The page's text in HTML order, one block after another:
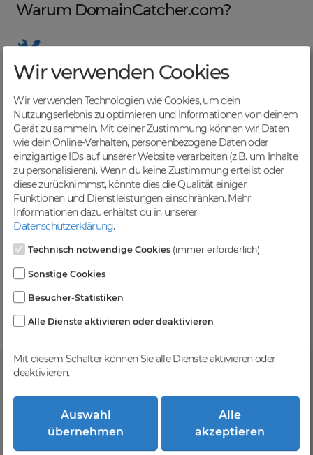
Warum DomainCatcher.com?
Nützliche Tools
Von Domainern für Domainer entwickelt, mit
übersichtlichen Listen für effizientes Management
Günstige Preise
Backorders bereits ab € 4,99. Je nach deinem Tier-
Level und zzgl. MwSt falls anwendbar
Kein Gebotsverfahren
Einfaches System - Deine Orders werden nach dem
FAQ
Was ist DomainCatcher?
Wir verwenden Cookies
Wir verwenden Technologien wie Cookies, um dein
Nutzungserlebnis zu optimieren und Informationen von deinem
Gerät zu sammeln. Mit deiner Zustimmung können wir Daten
wie dein Online-Verhalten, personenbezogene Daten oder
einzigartige IDs auf unserer Website verarbeiten (z.B. um Inhalte
zu personalisieren). Wenn du keine Zustimmung erteilst oder
diese zurücknimmst, könnte dies die Qualität einiger
Funktionen und Dienstleistungen einschränken. Mehr
Informationen dazu erhältst du in unserer
Datenschutzerklärung.
Technisch notwendige Cookies (immer erforderlich)
Sonstige Cookies
Besucher-Statistiken
Alle Dienste aktivieren oder deaktivieren
Mit diesem Schalter können Sie alle Dienste aktivieren oder
deaktivieren.
Auswahl
übernehmen
Alle
akzeptieren